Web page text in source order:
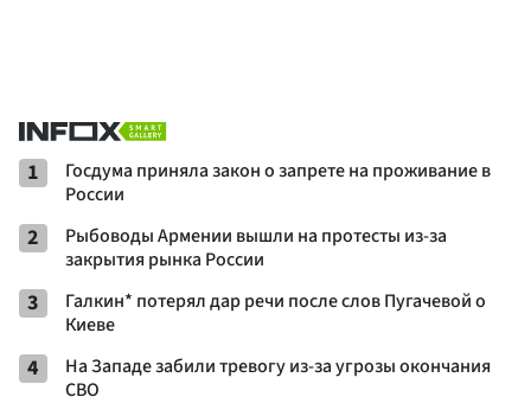
1
Госдума приняла закон о запрете на проживание в
России
2
Рыбоводы Армении вышли на протесты из-за
закрытия рынка России
3
Галкин* потерял дар речи после слов Пугачевой о
Киеве
4
На Западе забили тревогу из-за угрозы окончания
СВО